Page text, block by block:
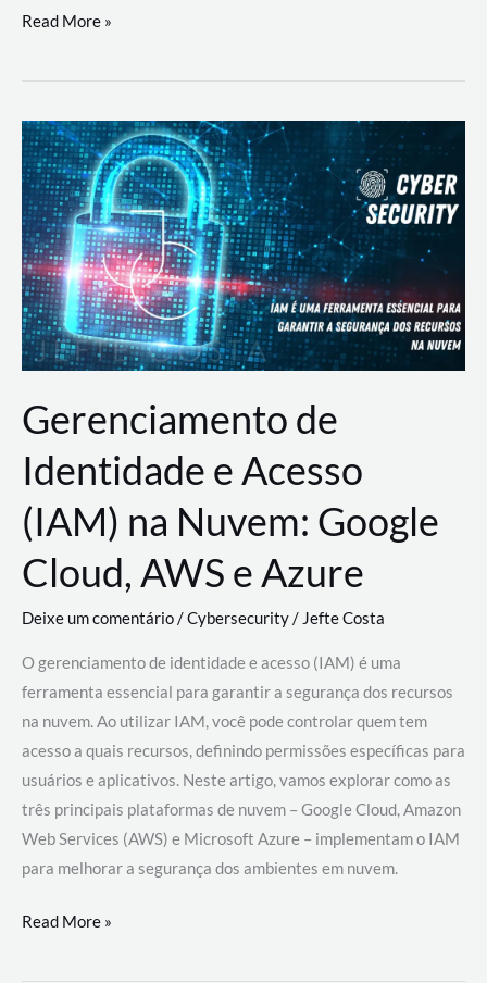
DevSecOps
Prática:
Desenvolvimento,
Segurança
e
Operações
Read More »
Gerenciamento de
Identidade e Acesso
(IAM) na Nuvem: Google
Cloud, AWS e Azure
Deixe um comentário/Cybersecurity/ Jefte Costa
O gerenciamento de identidade e acesso (IAM) é uma
ferramenta essencial para garantir a segurança dos recursos
na nuvem. Ao utilizar IAM, você pode controlar quem tem
acesso a quais recursos, definindo permissões específicas para
usuários e aplicativos. Neste artigo, vamos explorar como as
três principais plataformas de nuvem – Google Cloud, Amazon
Web Services (AWS) e Microsoft Azure – implementam o IAM
para melhorar a segurança dos ambientes em nuvem.
Gerenciamento
Read More »